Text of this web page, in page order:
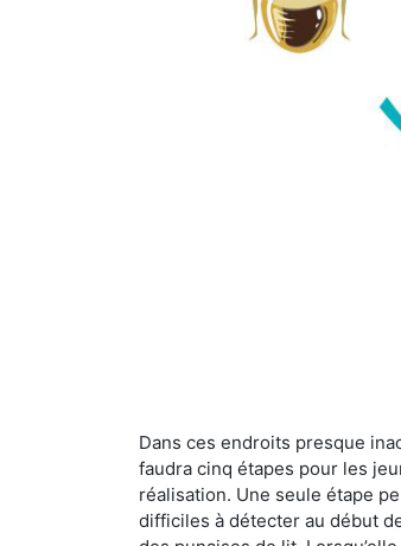
Dans ces endroits presque
faudra cinq étapes pour les
réalisation. Une seule étape
difficiles à détecter au début